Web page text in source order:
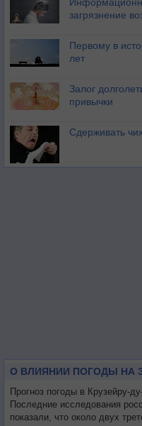
загрязнение
Первому в
лет
Залог
привычки
Сдерживать
О ВЛИЯНИИ ПОГОДЫ НА
Прогноз погоды в Крузейру-
Последние исследования
показали, что около двух